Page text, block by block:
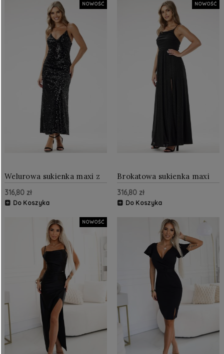
Welurowa sukienka maxi z
cekinami Czarna
316,80 zł
Do Koszyka
NOWOŚĆ
Brokatowa sukienka maxi
Czarna
316,80 zł
Do Koszyka
NOWOŚĆ
NOWOŚĆ